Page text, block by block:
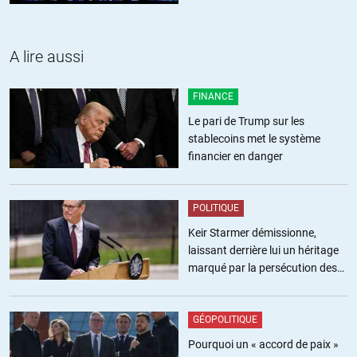
La Corée EST un argument… Pour des mesures énergiques de
contraire un bon exemple de ce qui se passe quand on ne fait
rien. Faut savoir être pertinent.
VVR 12.02.2021 à 11h58
Ou juste l’effet qu’aura la covid et l’effet qu’a eu la fin de l’urss,
unique événement en dehors de la seconde guerre mondiale où
le taux de croissance de la population est devenu négatif.
Logique //12.02.2021 à 21h48
A lire aussi
FINANCE
Le pari de Trump sur les
stablecoins met le système
financier en danger
POLITIQUE
Keir Starmer démissionne,
laissant derrière lui un héritage
marqué par la persécution des
GÉOPOLITIQUE
Pourquoi un « accord de paix »